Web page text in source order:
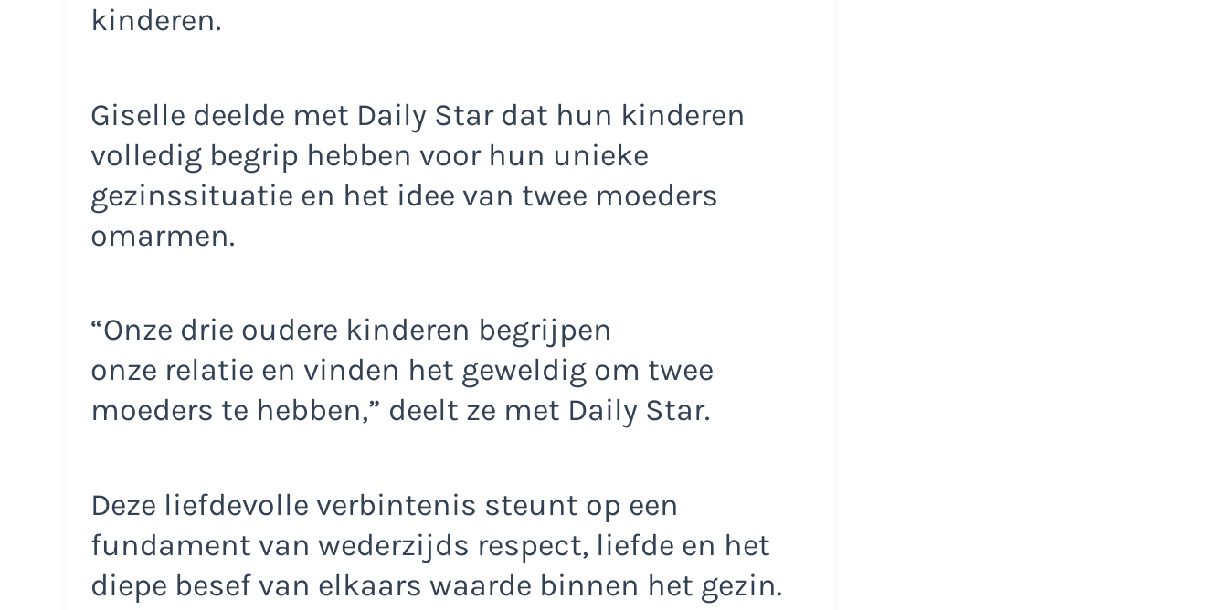
kinderen.
Giselle deelde met Daily Star dat hun kinderen
volledig begrip hebben voor hun unieke
gezinssituatie en het idee van twee moeders
omarmen.
“Onze drie oudere kinderen begrijpen
onze relatie en vinden het geweldig om twee
moeders te hebben,” deelt ze met Daily Star.
Deze liefdevolle verbintenis steunt op een
fundament van wederzijds respect, liefde en het
diepe besef van elkaars waarde binnen het gezin.